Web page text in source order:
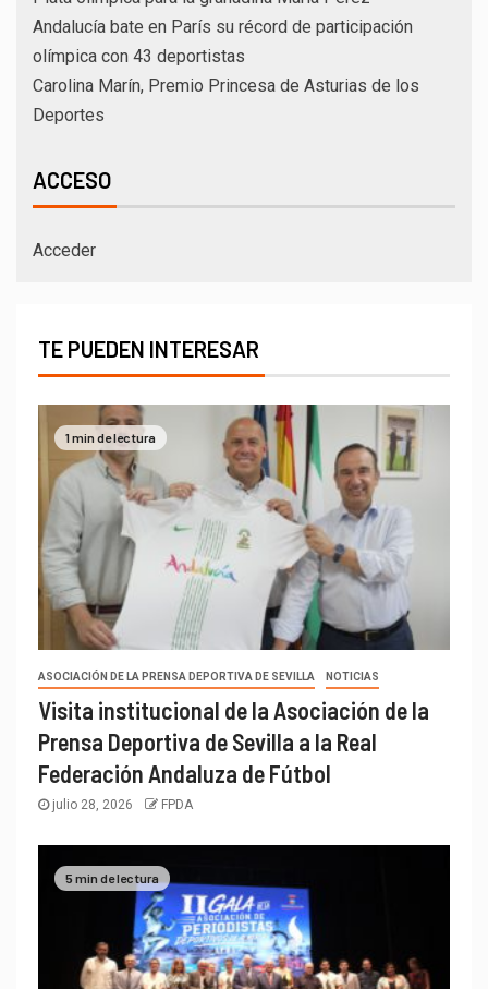
Andalucía bate en París su récord de participación
olímpica con 43 deportistas
Carolina Marín, Premio Princesa de Asturias de los
Deportes
ACCESO
Acceder
TE PUEDEN INTERESAR
1 min de lectura
ASOCIACIÓN DE LA PRENSA DEPORTIVA DE SEVILLA NOTICIAS
Visita institucional de la Asociación de la
Prensa Deportiva de Sevilla a la Real
Federación Andaluza de Fútbol
julio 28, 2026 FPDA
5 min de lectura